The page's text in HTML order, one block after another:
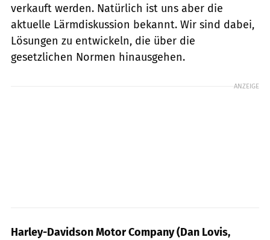
verkauft werden. Natürlich ist uns aber die
aktuelle Lärmdiskussion bekannt. Wir sind dabei,
Lösungen zu entwickeln, die über die
gesetzlichen Normen hinausgehen.
ANZEIGE
Harley-Davidson Motor Company (Dan Lovis,